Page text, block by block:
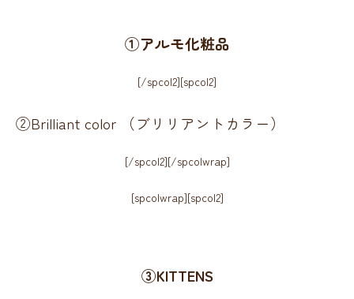
①アルモ化粧品
[/spcol2][spcol2]
②Brilliant color （ブリリアントカラー）
[/spcol2][/spcolwrap]
[spcolwrap][spcol2]
③KITTENS